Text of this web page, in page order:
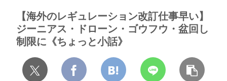
【海外のレギュレーション改訂仕事早い】
ジーニアス・ドローン・ゴウフウ・盆回し
制限に《ちょっと小話》